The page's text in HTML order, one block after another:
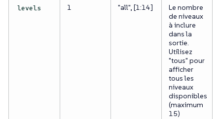
levels 1 "all", [1:14]
Le nombre
de niveaux
à inclure
dans la
sortie.
Utilisez
"tous" pour
afficher
tous les
niveaux
disponibles
(maximum
15)